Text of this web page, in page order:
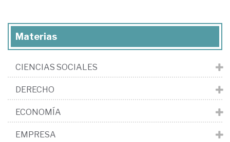
Materias
CIENCIAS SOCIALES
DERECHO
ECONOMÍA
EMPRESA